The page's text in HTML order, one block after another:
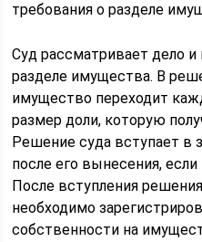
требования о разделе
Суд рассматривает дело
разделе имущества. В
имущество переходит
размер доли, которую
Решение суда вступает в
после его вынесения,
После вступления
необходимо
собственности на